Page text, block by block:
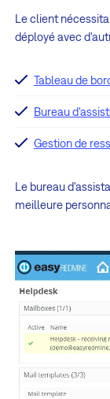
Le client
déployé avec
Tableau de
Bureau
Gestion de
Le bureau
meilleure